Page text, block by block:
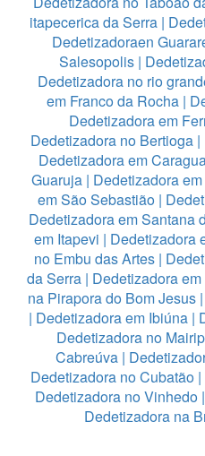
itapecerica da Serra |
Dedetizadoraen
Salesopolis |
Dedetizadora no rio
em Franco da Rocha |
Dedetizadora em
Dedetizadora no Bertioga |
Dedetizadora em
Guaruja| Dedetizadora
em São Sebastião |
Dedetizadora em Santana
em Itapevi | Dedetizadora
no Embu das Artes|
da Serra | Dedetizadora
na Pirapora do Bom Jesus |
| Dedetizadora em Ibiúna|
Dedetizadora no
Cabreúva |
Dedetizadora no Cubatão|
Dedetizadora no Vinhedo|
Dedetizadora na